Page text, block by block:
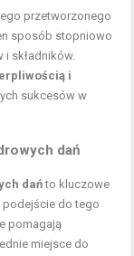
przetworzonego
sposób stopniowo
i składników.
i
sukcesów w
dań
dańto kluczowe
podejście do tego
pomagają
miejsce do